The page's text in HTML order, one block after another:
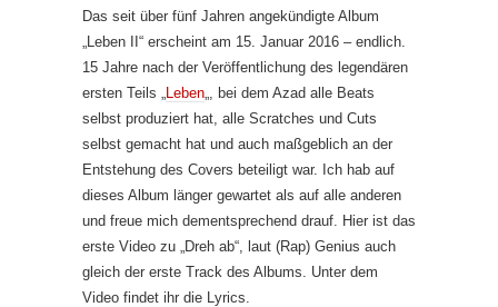
Das seit über fünf Jahren angekündigte Album
„Leben II“ erscheint am 15. Januar 2016 – endlich.
15 Jahre nach der Veröffentlichung des legendären
ersten Teils „
Leben „, bei dem Azad alle Beats
selbst produziert hat, alle Scratches und Cuts
selbst gemacht hat und auch maßgeblich an der
Entstehung des Covers beteiligt war. Ich hab auf
dieses Album länger gewartet als auf alle anderen
und freue mich dementsprechend drauf. Hier ist das
erste Video zu „Dreh ab“, laut (Rap) Genius auch
gleich der erste Track des Albums. Unter dem
Video findet ihr die Lyrics.